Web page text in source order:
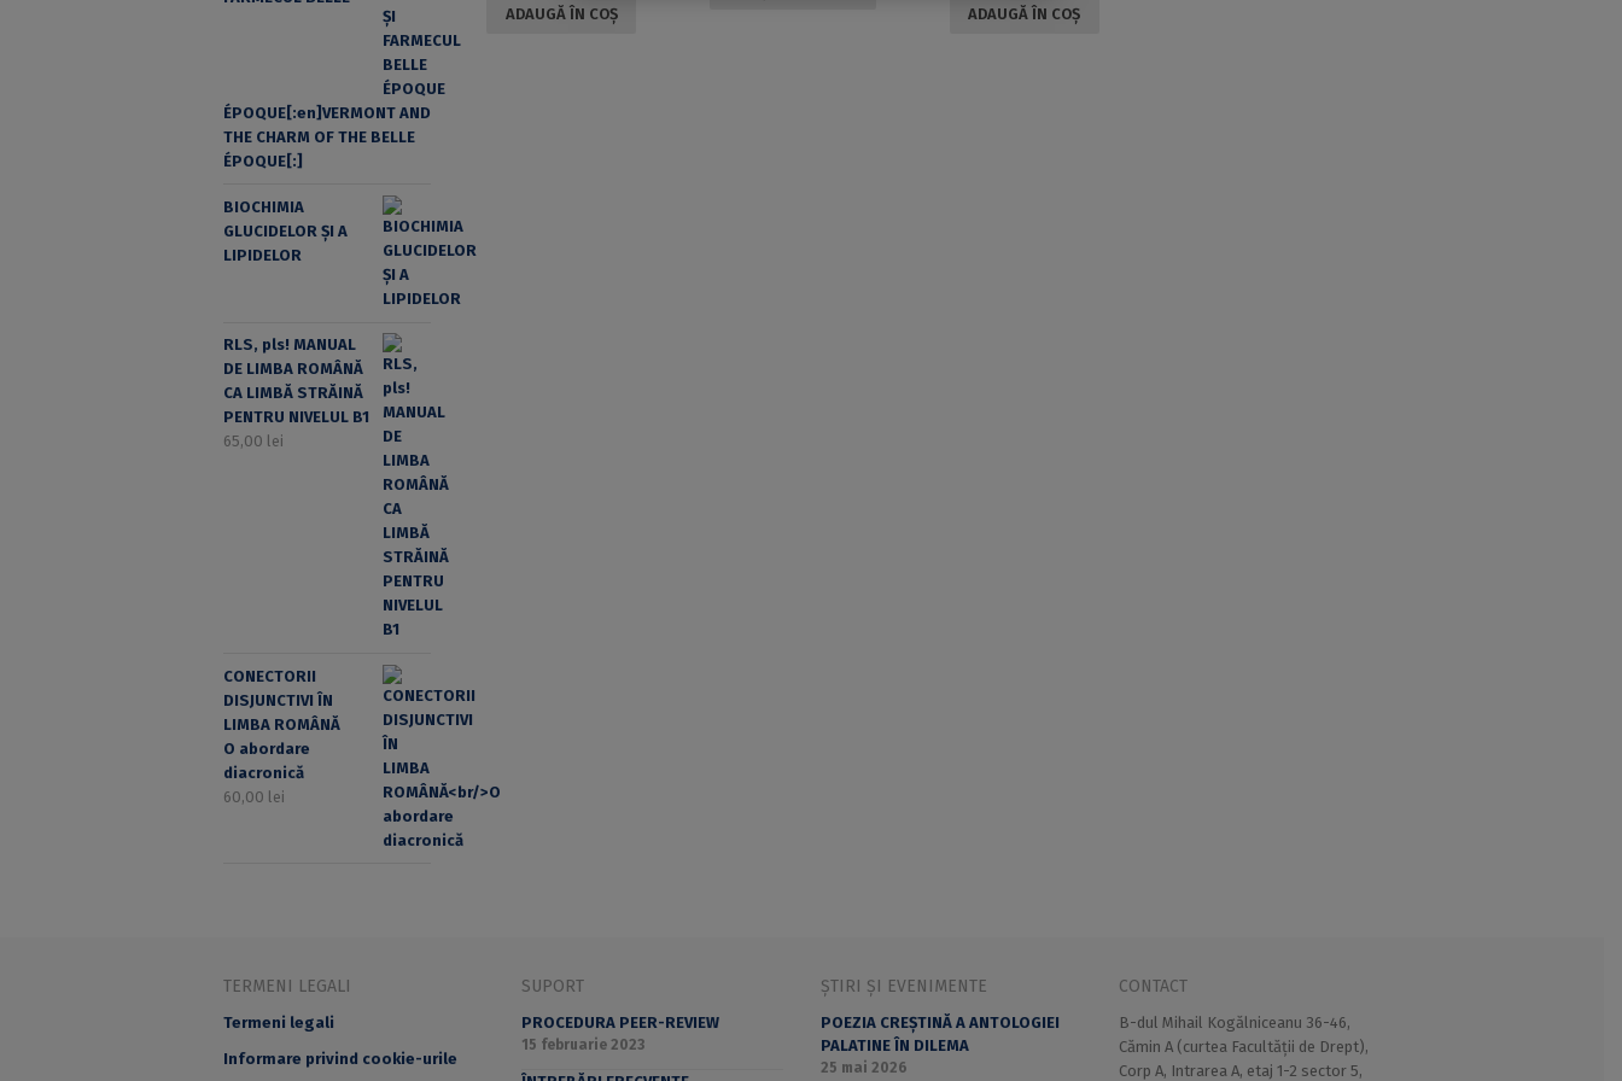
ADAUGĂ ÎN COȘ ADAUGĂ ÎN COȘ
ÉPOQUE[:en]VERMONT AND
THE CHARM OF THE BELLE
ÉPOQUE[:]
BIOCHIMIA
GLUCIDELOR ȘI A
LIPIDELOR
RLS, pls! MANUAL
DE LIMBA ROMÂNĂ
CA LIMBĂ STRĂINĂ
PENTRU NIVELUL B1
65,00 lei
CONECTORII
DISJUNCTIVI ÎN
LIMBA ROMÂNĂ
O abordare
diacronică
60,00 lei
TERMENI LEGALI
Termeni legali
Informare privind cookie-urile
SUPORT
PROCEDURA PEER-REVIEW
15 februarie 2023
ȘTIRI ȘI EVENIMENTE
POEZIA CREȘTINĂ A ANTOLOGIEI
PALATINE ÎN DILEMA
25 mai 2026
CONTACT
B-dul Mihail Kogălniceanu 36-46,
Cămin A (curtea Facultății de Drept),
Corp A, Intrarea A, etaj 1-2 sector 5,